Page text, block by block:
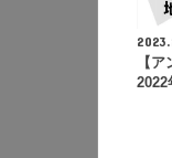
【
2022